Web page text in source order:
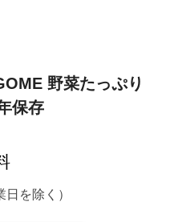
野菜たっぷり
保存
を除く）